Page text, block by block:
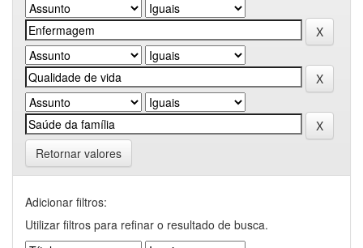
Retornar valores
Adicionar filtros:
Utilizar filtros para refinar o resultado de busca.